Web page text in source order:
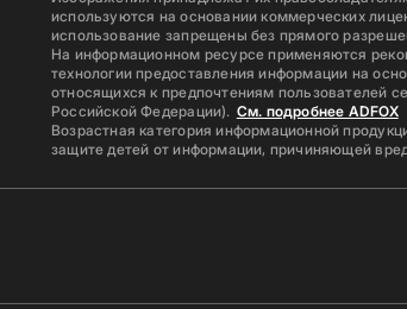
используются на основании коммерческих
использование запрещены без прямого
На информационном ресурсе применяются
технологии предоставления информации на
относящихся к предпочтениям пользователей
Российской Федерации). См. подробнее ADFOX
Возрастная категория информационной
защите детей от информации, причиняющей